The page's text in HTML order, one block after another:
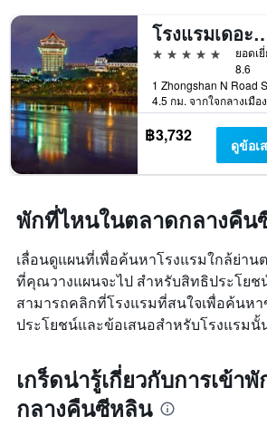
โรงแรมเ
5 ดาว
ยอดเ
8.6
4.5 กม. จากใจกลางเมือง
฿3,732 ดูข้อเ
พักที่ไหนในตลาดกลางคื
เลื่อนดูแผนที่เพื่อค้นหาโรงแรมใกล้ย่า
ที่คุณวางแผนจะไป สำหรับสิทธิประโยช
สามารถคลิกที่โรงแรมที่สนใจเพื่อค้นห
ประโยชน์และข้อเสนอสำหรับโรงแรมนั้
เกร็ดน่ารู้เกี่ยวกับการเข้า
กลางคืนซีหลิน